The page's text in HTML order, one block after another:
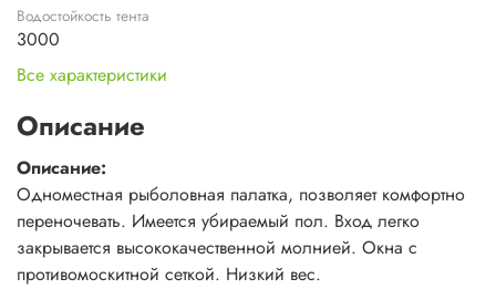
Водостойкость тента
3000
Все характеристики
Описание
Описание:
Одноместная рыболовная палатка, позволяет комфортно
переночевать. Имеется убираемый пол. Вход легко
закрывается высококачественной молнией. Окна с
противомоскитной сеткой. Низкий вес.